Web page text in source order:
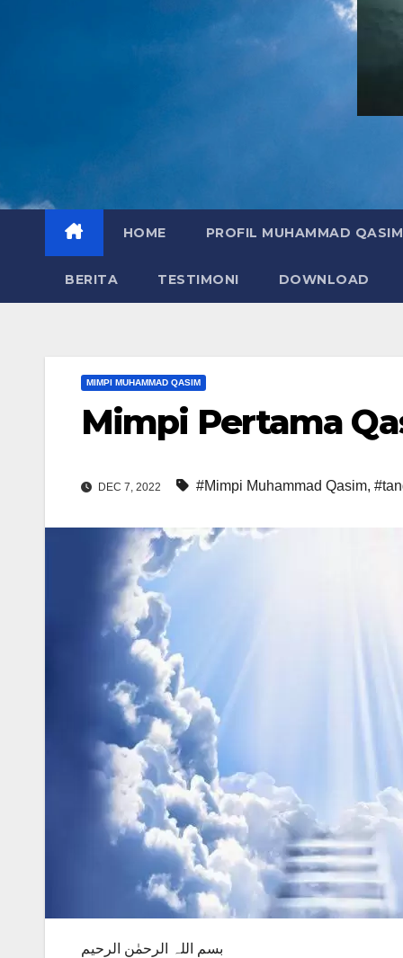
HOME PROFIL MUHAMMAD QASIM
BERITA TESTIMONI DOWNLOAD
MIMPI MUHAMMAD QASIM
Mimpi Pertama
DEC 7, 2022 #Mimpi Muhammad Qasim,
بسم اللہ الرحمٰن الرحیم